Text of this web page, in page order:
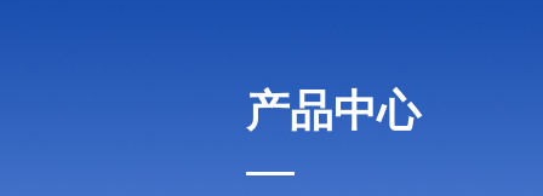
产品中心